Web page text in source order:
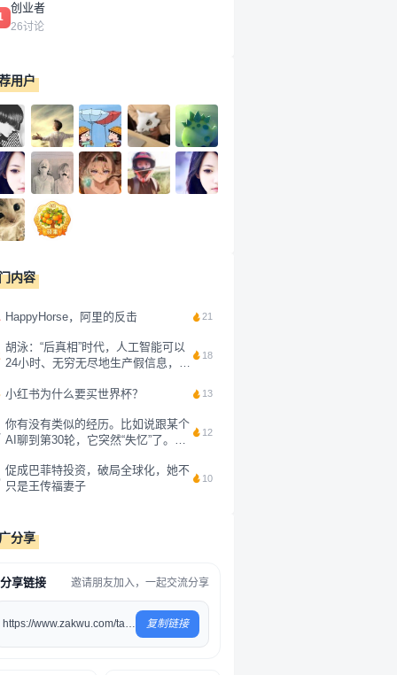
创业者
26讨论
用户
内容
HappyHorse，阿里的反击 21
胡泳：“后真相”时代，人工智能可以
24小时、无穷无尽地生产假信息，鉴
息的真假，不如换一个原则。我的抖
免费资源，而是人类最后的抵抗。”
我觉...
18
小红书为什么要买世界杯？ 13
你有没有类似的经历。比如说跟某个
AI聊到第30轮，它突然“失忆”了。你
干二净。你用Claude写了一下午代
码，第二天重新打开，它对昨天的任
12
促成巴菲特投资，破局全球化，她不
只是王传福妻子
10
分享
分享链接 邀请朋友加入，一起交流分享
https://www.zakwu.com/tag/51 复制链接